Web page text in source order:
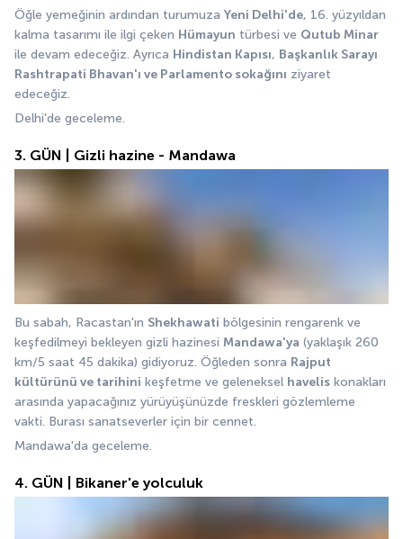
Öğle yemeğinin ardından turumuza Yeni Delhi'de, 16. yüzyıldan
kalma tasarımı ile ilgi çeken Hümayun türbesi ve Qutub Minar
ile devam edeceğiz. Ayrıca Hindistan Kapısı, Başkanlık Sarayı
Rashtrapati Bhavan'ı ve Parlamento sokağını ziyaret
edeceğiz.
Delhi'de geceleme.
3. GÜN | Gizli hazine - Mandawa
Bu sabah, Racastan'ın Shekhawati bölgesinin rengarenk ve
keşfedilmeyi bekleyen gizli hazinesi Mandawa'ya (yaklaşık 260
km/5 saat 45 dakika) gidiyoruz. Öğleden sonra Rajput
kültürünü ve tarihini keşfetme ve geleneksel havelis konakları
arasında yapacağınız yürüyüşünüzde freskleri gözlemleme
vakti. Burası sanatseverler için bir cennet.
Mandawa'da geceleme.
4. GÜN | Bikaner'e yolculuk